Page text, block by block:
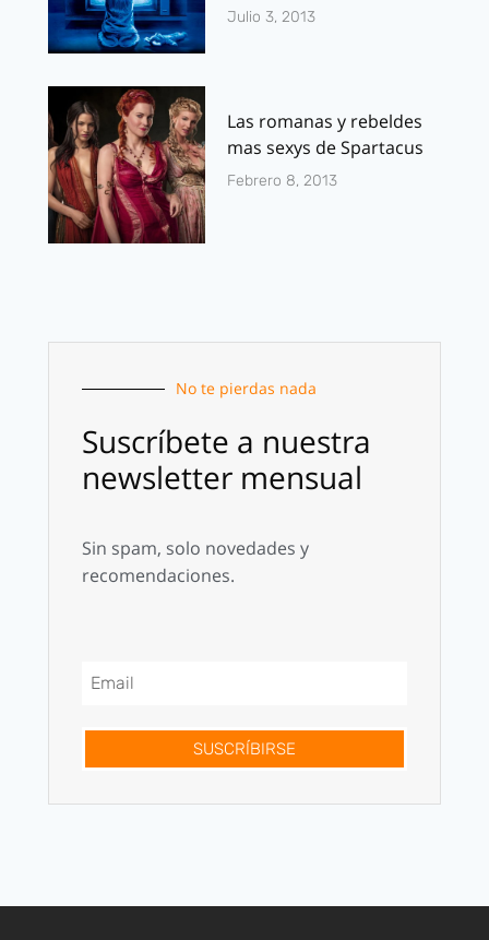
Julio 3, 2013
Las romanas y rebeldes
mas sexys de Spartacus
Febrero 8, 2013
No te pierdas nada
Suscríbete a nuestra
newsletter mensual
Sin spam, solo novedades y
recomendaciones.
SUSCRÍBIRSE